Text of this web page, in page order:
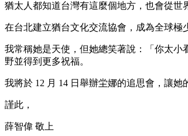
猶太⼈都知道台灣有這麼個地⽅，也會從世
在台北建立猶台⽂化交流協會，成為全球極
我常稱她是天使，但她總笑著說：「你太
野並得到更多祝福。
我將於 12 ⽉ 14 ⽇舉辦坣娜的追思會，讓
謹此，
薛智偉 敬上